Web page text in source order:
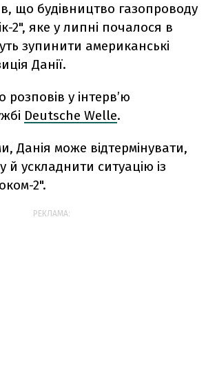
що будівництво газопроводу
2", яке у липні почалося в
зупинити американські
Данії.
розповів у інтерв’ю
Deutsche Welle.
Данія може відтермінувати,
ускладнити ситуацію із
2".
РЕКЛАМА: